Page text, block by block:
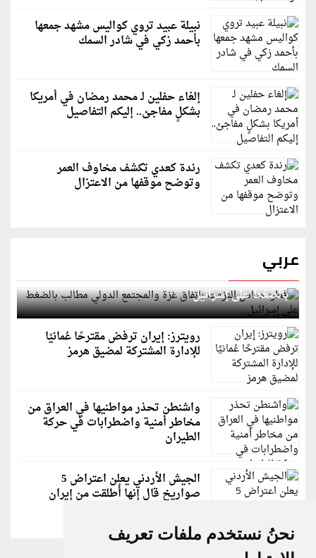
نحنُ نستخدم ملفات تعريف
نبيلة عبيد تروي كواليس مشهد جمعها
بأحمد زكي في شادر السمك
إلغاء حفلين لـ محمد رمضان في أمريكا
بشكلٍ مفاجئ.. إليكم التفاصيل
رندة كعدي تكشف مخاوف العمر
وتوضح موقفها من الاعتزال
عربي
قطر: حماس التزمت باتفاق غزة والمجتمع الدولي مطالب
بالضغط على إسرائيل
رويترز: إيران ترفض مقترحًا عُمانيًا
للإدارة المشتركة لمضيق هرمز
واشنطن تحذر مواطنيها في العراق من
مخاطر أمنية واضطرابات في حركة
الطيران
الجيش الأردني يعلن اعتراض 5
صواريخ قال إنها أُطلقت من إيران